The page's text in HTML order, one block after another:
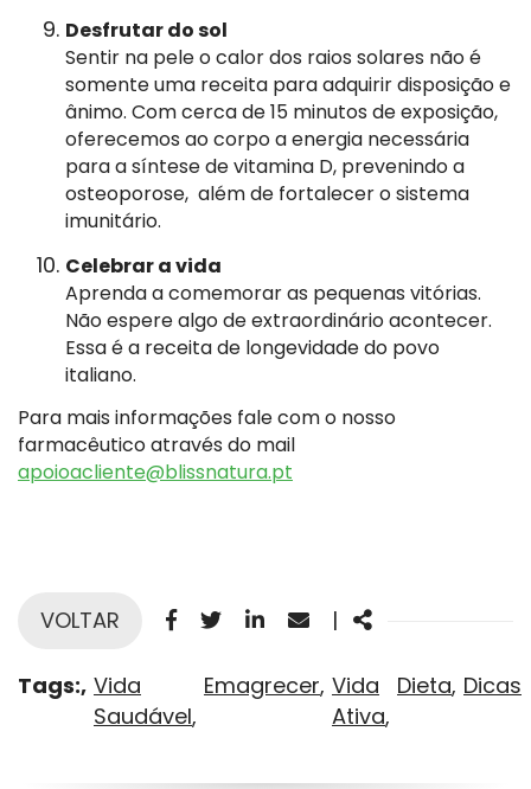
Desfrutar do sol
Sentir na pele o calor dos raios solares não é
somente uma receita para adquirir disposição e
ânimo. Com cerca de 15 minutos de exposição,
oferecemos ao corpo a energia necessária
para a síntese de vitamina D, prevenindo a
osteoporose, além de fortalecer o sistema
imunitário.
Celebrar a vida
Aprenda a comemorar as pequenas vitórias.
Não espere algo de extraordinário acontecer.
Essa é a receita de longevidade do povo
italiano.
Para mais informações fale com o nosso
farmacêutico através do mail
apoioacliente@blissnatura.pt
VOLTAR Facebook
TwitterLinkedinEmail
| Share
Tags: Vida
Saudável
Emagrecer Vida
Ativa
Dieta Dicas